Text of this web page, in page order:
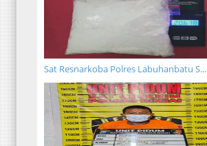
Sat Resnarkoba Polres Labuhanbatu S...